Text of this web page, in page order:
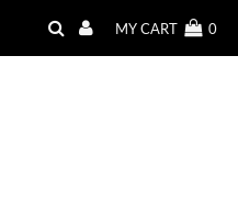
MY CART 0